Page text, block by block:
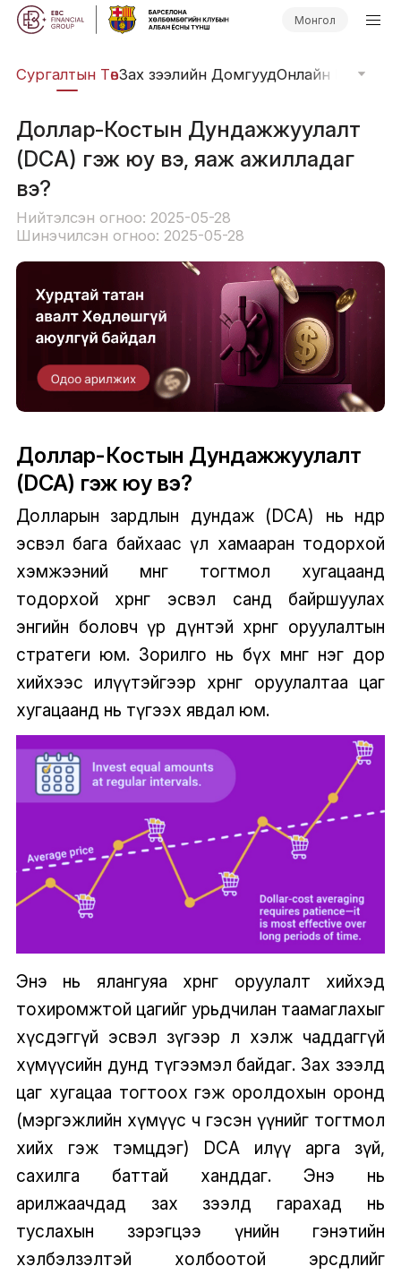
Монгол
Сургалтын ТөвЗах зээлийн ДомгуудОнлайн
Доллар-Костын Дундажжуулалт
(DCA) гэж юу вэ, яаж ажилладаг
вэ?
Нийтэлсэн огноо: 2025-05-28
Шинэчилсэн огноо: 2025-05-28
Доллар-Костын Дундажжуулалт
(DCA) гэж юу вэ?
Долларын зардлын дундаж (DCA) нь өндөр
эсвэл бага байхаас үл хамааран тодорхой
хэмжээний мөнгө тогтмол хугацаанд
тодорхой хөрөнгө эсвэл санд байршуулах
энгийн боловч үр дүнтэй хөрөнгө оруулалтын
стратеги юм. Зорилго нь бүх мөнгөө нэг дор
хийхээс илүүтэйгээр хөрөнгө оруулалтаа цаг
хугацаанд нь түгээх явдал юм.
Энэ нь ялангуяа хөрөнгө оруулалт хийхэд
тохиромжтой цагийг урьдчилан таамаглахыг
хүсдэггүй эсвэл зүгээр л хэлж чаддаггүй
хүмүүсийн дунд түгээмэл байдаг. Зах зээлд
цаг хугацаа тогтоох гэж оролдохын оронд
(мэргэжлийн хүмүүс ч гэсэн үүнийг тогтмол
хийх гэж тэмцдэг) DCA илүү арга зүй,
сахилга баттай ханддаг. Энэ нь
арилжаачдад зах зээлд гарахад нь
туслахын зэрэгцээ үнийн гэнэтийн
хэлбэлзэлтэй холбоотой эрсдлийг